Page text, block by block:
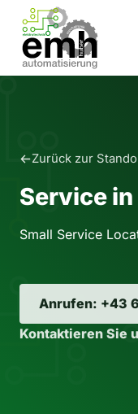
Inhalt
springen
Zurück zur
Service
Small Service
Anrufen: +43
Kontaktieren Sie